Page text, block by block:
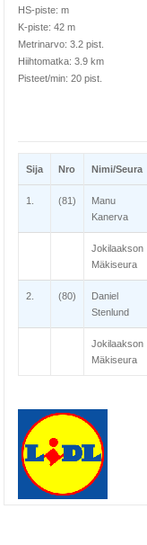
HS-piste: m
K-piste: 42 m
Metrinarvo: 3.2 pist.
Hiihtomatka: 3.9 km
Pisteet/min: 20 pist.
Sija Nro Nimi/Seura
1. (81)
Manu
Kanerva
Jokilaakson
Mäkiseura
2. (80)
Daniel
Stenlund
Jokilaakson
Mäkiseura